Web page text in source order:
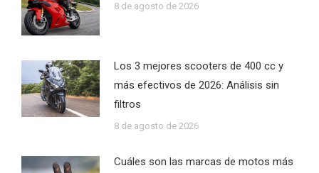
8 de agosto de 2026
Los 3 mejores scooters de 400 cc y
más efectivos de 2026: Análisis sin
filtros
8 de agosto de 2026
Cuáles son las marcas de motos más